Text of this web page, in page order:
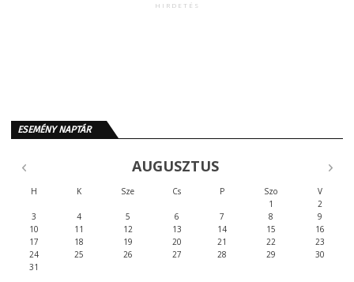
HIRDETÉS
ESEMÉNY NAPTÁR
AUGUSZTUS
H K Sze Cs P Szo
V
1
2
3
4 5 6 7 8
9
10
11 12 13 14 15
16
17
18 19 20 21 22
23
24
25 26 27 28 29
30
31